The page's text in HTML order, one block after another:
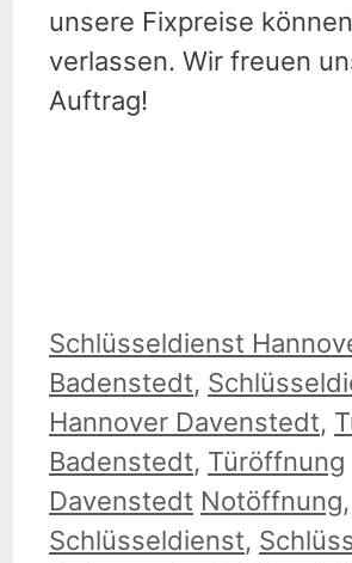
unsere Fixpreise
verlassen. Wir freuen
Auftrag!
Kategorien
Schlüsseldienst
Badenstedt,
Hannover Davenstedt,
Badenstedt, Türöffnung
Davenstedt Schlagwörter
Notöffnung,
Schlüsseldienst,